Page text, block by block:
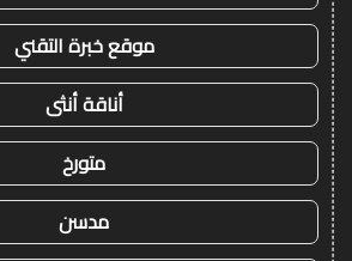
موقع خبرة التقني
أناقة أنثى
متورخ
مدسن